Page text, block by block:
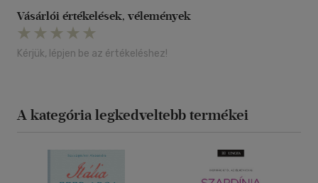
Vásárlói értékelések, vélemények
Kérjük, lépjen be az értékeléshez!
A kategória legkedveltebb termékei